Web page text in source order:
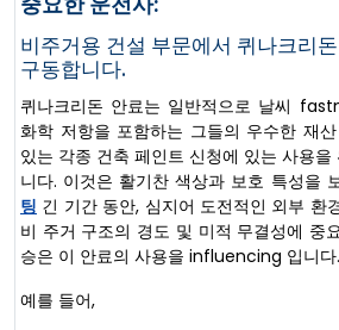
비주거용 건설 부문에서 퀴나크리
구동합니다.
퀴나크리돈 안료는 일반적으로 날씨
화학 저항을 포함하는 그들의 우수한 재
있는 각종 건축 페인트 신청에 있는 사용을
니다. 이것은 활기찬 색상과 보호 특성을
팅 긴 기간 동안, 심지어 도전적인 외부 환
비 주거 구조의 경도 및 미적 무결성에 중
승은 이 안료의 사용을 influencing 입니다.
예를 들어,